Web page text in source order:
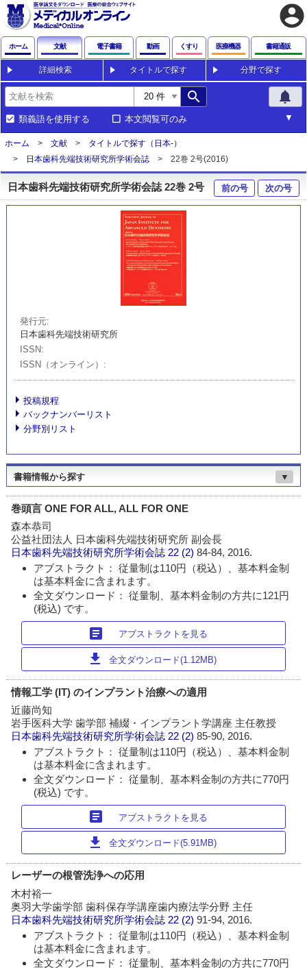
account_circle
ホーム 文献 電子書籍 動画 くすり 医療機器 書籍通販
詳細検索 タイトルで探す 分野で探す
search notifications
類義語を使用する 本文閲覧可のみ
ホーム 文献
タイトルで探す（日本-）
日本歯科先端技術研究所学術会誌
22巻 2号(2016)
日本歯科先端技術研究所学術会誌 22巻 2号 前の号 次の号
発行元
日本歯科先端技術研究所
ISSN
ISSN（オンライン）
投稿規程
バックナンバーリスト
分野別リスト
書籍情報から探す ▼
巻頭言 ONE FOR ALL, ALL FOR ONE
森本恭司
公益社団法人 日本歯科先端技術研究所 副会長
日本歯科先端技術研究所学術会誌 22 (2)84-84, 2016.
アブストラクト： 従量制は110円（税込）、基本料金制
は基本料金に含まれます。
全文ダウンロード： 従量制、基本料金制の方共に121円
(税込) です。
article アブストラクトを見る
download 全文ダウンロード(1.12MB)
情報工学 (IT) のインプラント治療への適用
近藤尚知
岩手医科大学 歯学部 補綴・インプラント学講座 主任教授
日本歯科先端技術研究所学術会誌 22 (2)85-90, 2016.
アブストラクト： 従量制は110円（税込）、基本料金制
は基本料金に含まれます。
全文ダウンロード： 従量制、基本料金制の方共に770円
(税込) です。
article アブストラクトを見る
download 全文ダウンロード(5.91MB)
レーザーの根管洗浄への応用
木村裕一
奥羽大学歯学部 歯科保存学講座歯内療法学分野 主任
日本歯科先端技術研究所学術会誌 22 (2)91-94, 2016.
アブストラクト： 従量制は110円（税込）、基本料金制
は基本料金に含まれます。
全文ダウンロード： 従量制、基本料金制の方共に770円